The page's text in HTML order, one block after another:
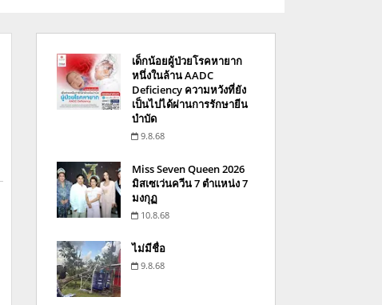
เด็กน้อยผู้ป่วยโรคหายาก
หนึ่งในล้าน AADC
Deficiency ความหวังที่ยัง
เป็นไปได้ผ่านการรักษายีน
บำบัด
9.8.68
Miss Seven Queen 2026
มิสเซเว่นควีน 7 ตำแหน่ง 7
มงกุฏ
10.8.68
ไม่มีชื่อ
9.8.68